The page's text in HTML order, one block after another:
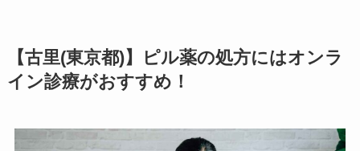
【古里(東京都)】ピル薬の処方にはオンラ
イン診療がおすすめ！